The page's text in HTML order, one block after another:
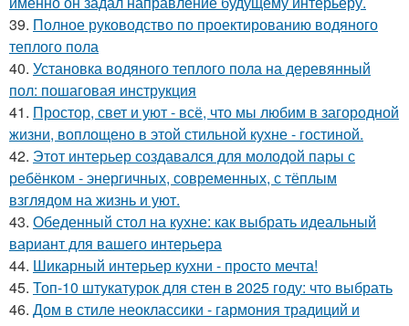
39. Полное руководство по проектированию водяного
теплого пола
40. Установка водяного теплого пола на деревянный
пол: пошаговая инструкция
41. Простор, свет и уют - всё, что мы любим в загородной
жизни, воплощено в этой стильной кухне - гостиной.
42. Этот интерьер создавался для молодой пары с
ребёнком - энергичных, современных, с тёплым
взглядом на жизнь и уют.
43. Обеденный стол на кухне: как выбрать идеальный
вариант для вашего интерьера
44. Шикарный интерьер кухни - просто мечта!
45. Топ-10 штукатурок для стен в 2025 году: что выбрать
46. Дом в стиле неоклассики - гармония традиций и